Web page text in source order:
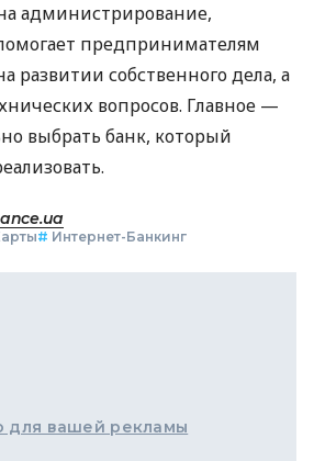
администрирование,
предпринимателям
развитии собственного дела, а
вопросов. Главное —
выбрать банк, который
# Интернет-Банкинг
для вашей рекламы